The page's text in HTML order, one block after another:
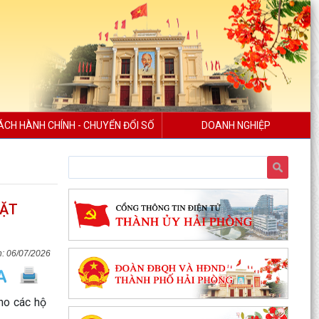
HÀNH CHÍNH - CHUYỂN ĐỔI SỐ DOANH NGHIỆP
06/07/2026
các hộ